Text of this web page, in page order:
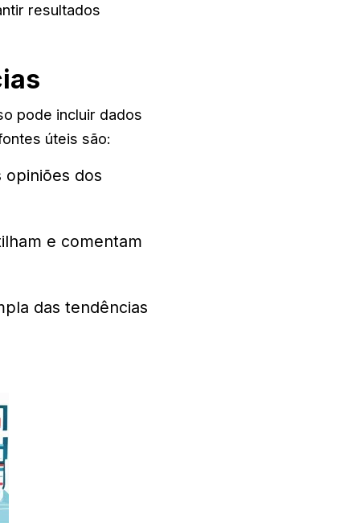
resultados
pode incluir dados
úteis são:
opiniões dos
e comentam
das tendências